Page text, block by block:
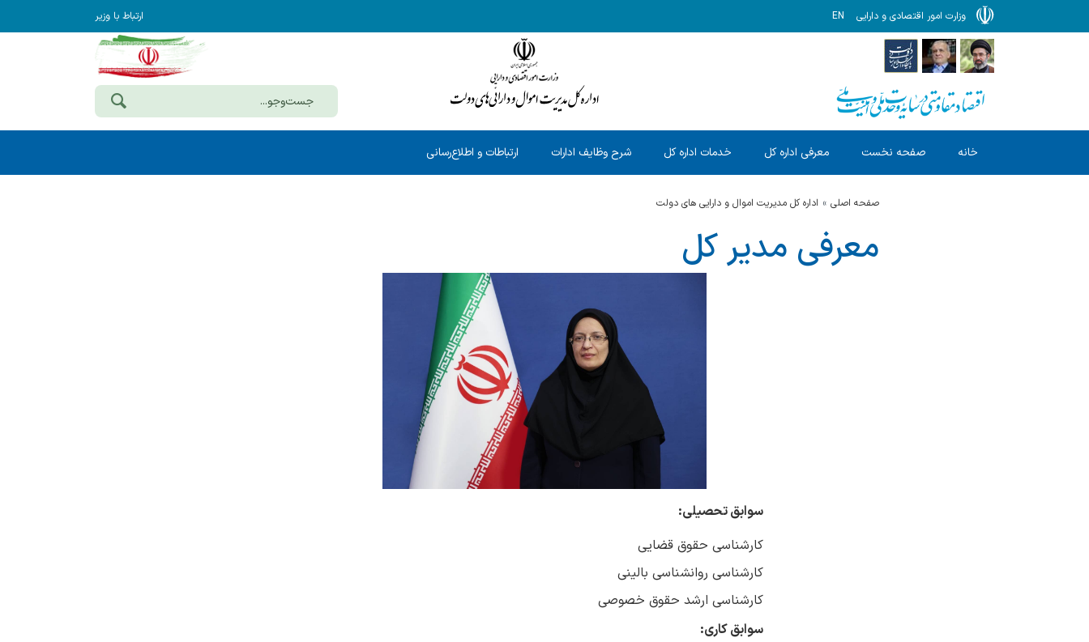
وزارت امور اقتصادی و دارایی EN ارتباط با وزیر
خانه صفحه نخست معرفی اداره کل خدمات اداره کل شرح وظایف ادارات ارتباطات و اطلاع‌رسانی
صفحه اصلی اداره کل مدیریت اموال و دارایی های دولت
معرفی مدیر کل
سوابق تحصیلی:
کارشناسی حقوق قضایی
کارشناسی روانشناسی بالینی
کارشناسی ارشد حقوق خصوصی
سوابق کاری: